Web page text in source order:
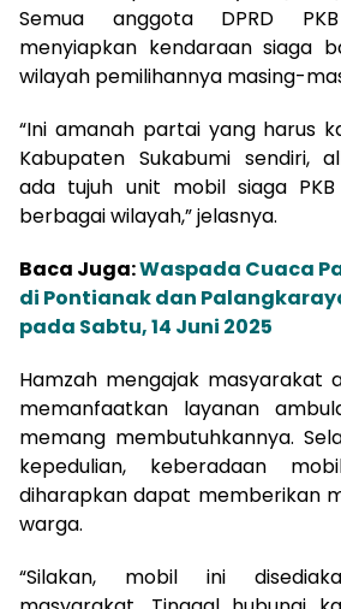
Semua anggota DPRD
menyiapkan kendaraan siaga
wilayah pemilihannya masing-
“Ini amanah partai yang harus
Kabupaten Sukabumi sendiri,
ada tujuh unit mobil siaga
berbagai wilayah,” jelasnya.
Baca Juga:Waspada Cuaca
di Pontianak dan
pada Sabtu, 14 Juni 2025
Hamzah mengajak masyarakat
memanfaatkan layanan
memang membutuhkannya.
kepedulian, keberadaan
diharapkan dapat memberikan
warga.
“Silakan, mobil ini